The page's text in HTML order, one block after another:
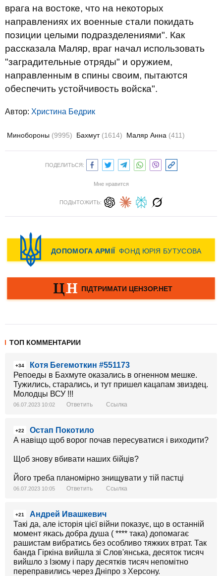
врага на востоке, что на некоторых
направлениях их военные стали покидать
позиции целыми подразделениями". Как
рассказала Маляр, враг начал использовать
"заградительные отряды" и оружием,
направленным в спины своим, пытаются
обеспечить устойчивость войска".
Автор: Христина Бедрик
Минобороны (9995) Бахмут (1614) Маляр Анна (411)
ПОДЕЛИТЬСЯ:
Мне нравится
ПОДЫТОЖИТЬ:
ТОП КОММЕНТАРИИ
+34
Котя Бегемоткин #551173
Репоеды в Бахмуте оказались в огненном мешке.
Тужились, старались, и тут пришел кацапам звиздец.
Молодцы ВСУ !!!
06.07.2023 10:02 Ответить Ссылка
+22
Остап Покотило
А навіщо щоб ворог почав пересуватися і виходити?
Щоб знову вбивати наших бійців?
Його треба планомірно знищувати у тій пастці
06.07.2023 10:05 Ответить Ссылка
+21
Андрей Ивашкевич
Такі да, але історія цієї війни показує, що в останній
момент якась добра душа ( **** така) допомагає
рашистам вибратись без особливо тяжких втрат. Так
банда Гіркіна вийшла зі Слов'янська, десяток тисяч
вийшло з Ізюму і пару десятків тисяч непомітно
переправились через Дніпро з Херсону.